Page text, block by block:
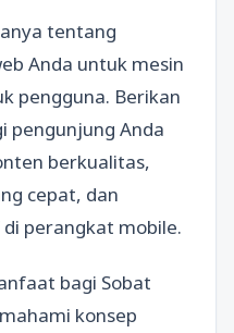
tentang
Anda untuk mesin
pengguna. Berikan
pengunjung Anda
berkualitas,
cepat, dan
perangkat mobile.
bagi Sobat
konsep